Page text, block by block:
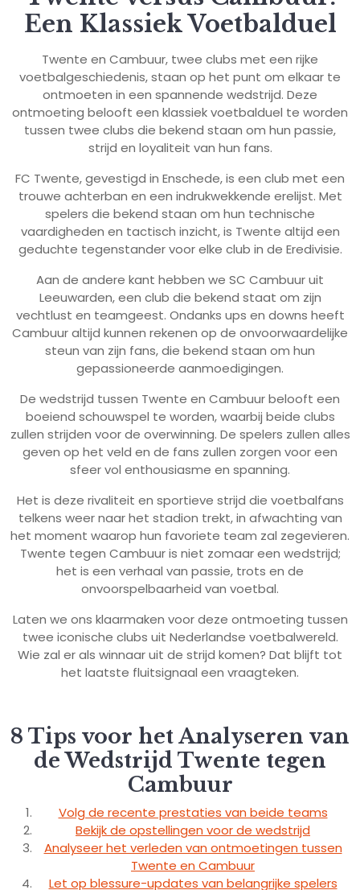
Een Klassiek Voetbalduel
Twente en Cambuur, twee clubs met een rijke
voetbalgeschiedenis, staan op het punt om elkaar te
ontmoeten in een spannende wedstrijd. Deze
ontmoeting belooft een klassiek voetbalduel te worden
tussen twee clubs die bekend staan om hun passie,
strijd en loyaliteit van hun fans.
FC Twente, gevestigd in Enschede, is een club met een
trouwe achterban en een indrukwekkende erelijst. Met
spelers die bekend staan om hun technische
vaardigheden en tactisch inzicht, is Twente altijd een
geduchte tegenstander voor elke club in de Eredivisie.
Aan de andere kant hebben we SC Cambuur uit
Leeuwarden, een club die bekend staat om zijn
vechtlust en teamgeest. Ondanks ups en downs heeft
Cambuur altijd kunnen rekenen op de onvoorwaardelijke
steun van zijn fans, die bekend staan om hun
gepassioneerde aanmoedigingen.
De wedstrijd tussen Twente en Cambuur belooft een
boeiend schouwspel te worden, waarbij beide clubs
zullen strijden voor de overwinning. De spelers zullen alles
geven op het veld en de fans zullen zorgen voor een
sfeer vol enthousiasme en spanning.
Het is deze rivaliteit en sportieve strijd die voetbalfans
telkens weer naar het stadion trekt, in afwachting van
het moment waarop hun favoriete team zal zegevieren.
Twente tegen Cambuur is niet zomaar een wedstrijd;
het is een verhaal van passie, trots en de
onvoorspelbaarheid van voetbal.
Laten we ons klaarmaken voor deze ontmoeting tussen
twee iconische clubs uit Nederlandse voetbalwereld.
Wie zal er als winnaar uit de strijd komen? Dat blijft tot
het laatste fluitsignaal een vraagteken.
8 Tips voor het Analyseren van
de Wedstrijd Twente tegen
Cambuur
Volg de recente prestaties van beide teams
Bekijk de opstellingen voor de wedstrijd
Analyseer het verleden van ontmoetingen tussen
Twente en Cambuur
Let op blessure-updates van belangrijke spelers